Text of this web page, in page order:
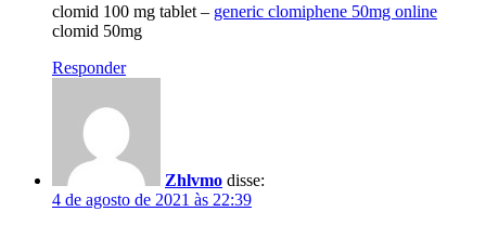
clomid 100 mg tablet – generic clomiphene 50mg online
clomid 50mg
Responder
Zhlvmo disse:
4 de agosto de 2021 às 22:39